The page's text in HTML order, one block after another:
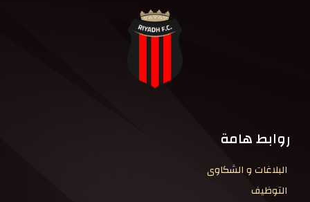
روابط هامة
البلاغات و الشكاوى
التوظيف